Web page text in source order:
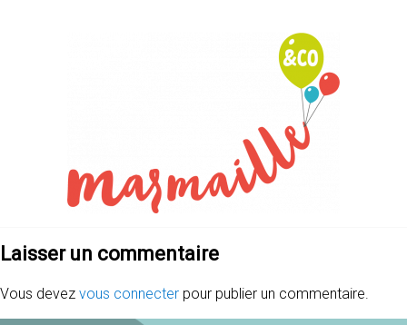
Laisser un commentaire
Vous devez vous connecter pour publier un commentaire.